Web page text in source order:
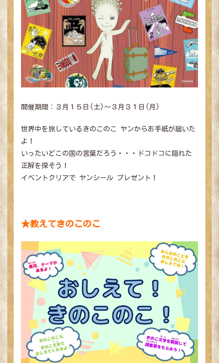
立川髙島屋S.C.
料金・ご利用案内
団体予約お問い合わせ
よくあるご質問
営業時間・アクセス
ドコドコ 総合トップへ
開催期間：３月１５日(土)～３月３１日(月)
世界中を旅しているきのこのこ ヤンからお手紙が届いた
よ！
いったいどこの国の言葉だろう・・・ドコドコに隠れた
正解を探そう！
イベントクリアで ヤンシール プレゼント！
★教えてきのこのこ